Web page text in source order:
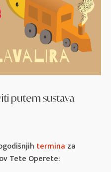
putem sustava
termina za
Tete Operete: